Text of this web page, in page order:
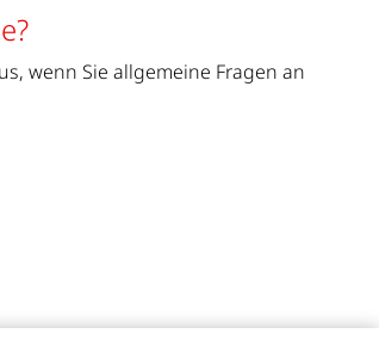
wenn Sie allgemeine Fragen an